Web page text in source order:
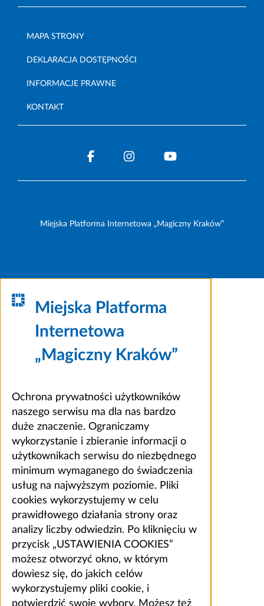
MAPA STRONY
DEKLARACJA DOSTĘPNOŚCI
INFORMACJE PRAWNE
KONTAKT
Miejska Platforma Internetowa „Magiczny Kraków”
Miejska Platforma
Internetowa
„Magiczny Kraków”
Ochrona prywatności użytkowników
naszego serwisu ma dla nas bardzo
duże znaczenie. Ograniczamy
wykorzystanie i zbieranie informacji o
użytkownikach serwisu do niezbędnego
minimum wymaganego do świadczenia
usług na najwyższym poziomie. Pliki
cookies wykorzystujemy w celu
prawidłowego działania strony oraz
analizy liczby odwiedzin. Po kliknięciu w
przycisk „USTAWIENIA COOKIES”
możesz otworzyć okno, w którym
dowiesz się, do jakich celów
wykorzystujemy pliki cookie, i
potwierdzić swoje wybory. Możesz też